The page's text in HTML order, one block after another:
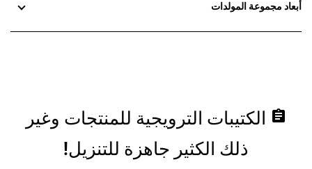
أبعاد مجموعة المولدات
assignment الكتيبات الترويجية للمنتجات وغير
ذلك الكثير جاهزة للتنزيل!